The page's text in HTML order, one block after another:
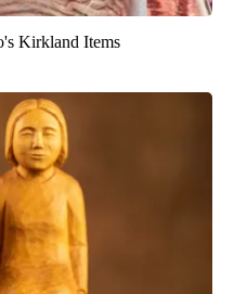
Kirkland Items